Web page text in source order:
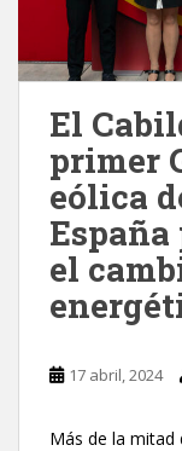
El
primer
eólica
el
17 abril, 2024
Más de la mitad